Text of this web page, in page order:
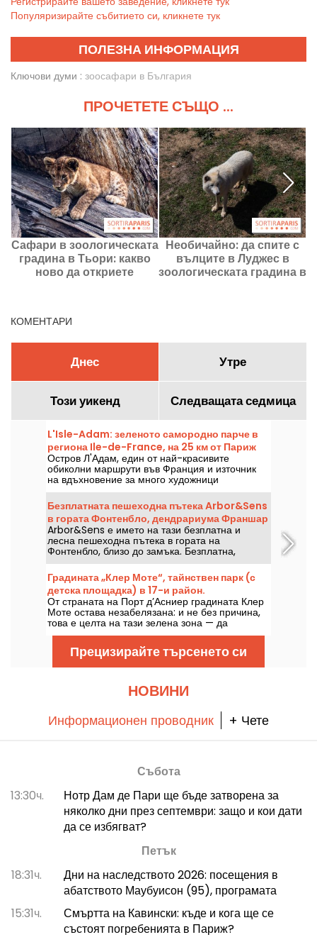
Популяризирайте събитието си, кликнете тук
ПОЛЕЗНА ИНФОРМАЦИЯ
Ключови думи : зоосафари в България
ПРОЧЕТЕТЕ СЪЩО ...
Сафари в зоологическата
градина в Тьори: какво
ново да откриете
Необичайно: да спите с
вълците в Луджес в
зоологическата градина в
КОМЕНТАРИ
Днес Утре
Този уикенд Следващата седмица
L'Isle-Adam: зеленото самородно парче в
региона Ile-de-France, на 25 км от Париж
Остров Л'Адам, един от най-красивите
обиколни маршрути във Франция и източник
на вдъхновение за много художници
пейзажисти, е истинско зелено самородно
находище, което може да се открие само на
няколко километра от Париж. На брега на река
Оаз, със своя морски курорт и красиви
паметници, това селце във Вал д'Оаз има
какво да изкуши търсещите разходка и
откривателски тур.
Безплатната пешеходна пътека Arbor&Sens
в гората Фонтенбло, дендрариума Франшар
Arbor&Sens е името на тази безплатна и
лесна пешеходна пътека в гората на
Фонтенбло, близо до замъка. Безплатна,
достъпна за всички и образователна, тази
разходка ни отвежда към опознаване на
дървесните видове, техния произход и
употреба.
Градината „Клер Моте“, тайнствен парк (с
детска площадка) в 17-и район.
От страната на Порт д’Асниер градината Клер
Моте остава незабелязана: и не без причина,
това е целта на тази зелена зона — да
предложи място за презареждане на силите, в
Прецизирайте търсенето си
НОВИНИ
Информационен проводник + Чете
Събота
13:30ч.
Нотр Дам де Пари ще бъде затворена за
няколко дни през септември: защо и кои дати
да се избягват?
Петък
18:31ч.
Дни на наследството 2026: посещения в
абатството Маубуисон (95), програмата
15:31ч.
Смъртта на Кавински: къде и кога ще се
състоят погребенията в Париж?